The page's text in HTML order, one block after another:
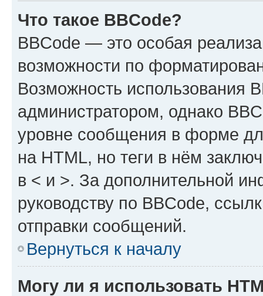
Что такое BBCode?
BBCode — это особая
возможности по
Возможность использования
администратором, однако
уровне сообщения в форме
на HTML, но теги в нём
в < и >. За дополнительной
руководству по BBCode,
отправки сообщений.
Вернуться к началу
Могу ли я использовать